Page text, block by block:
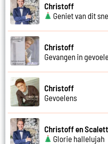
Christoff
Geniet van dit
Christoff
Gevangen in
Christoff
Gevoelens
Christoff en
Glorie hallelujah